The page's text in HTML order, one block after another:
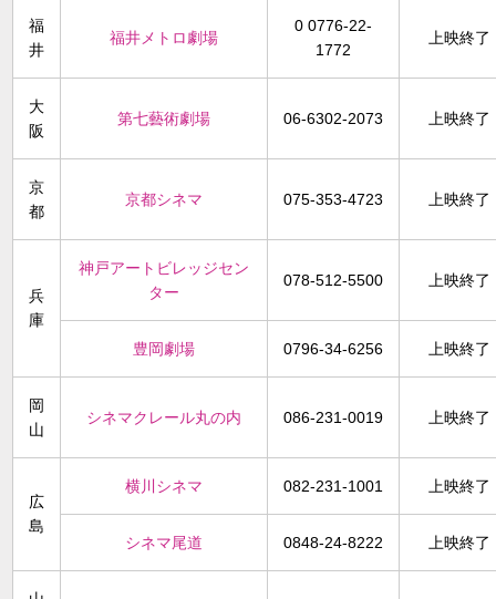
福
井
福井メトロ劇場
0 0776-22-
1772
上映終了
大
阪
第七藝術劇場 06-6302-2073 上映終了
京
都
京都シネマ 075-353-4723 上映終了
兵
庫
神戸アートビレッジセン
ター
078-512-5500 上映終了
豊岡劇場 0796-34-6256 上映終了
岡
山
シネマクレール丸の内 086-231-0019 上映終了
広
島
横川シネマ 082-231-1001 上映終了
シネマ尾道 0848-24-8222 上映終了